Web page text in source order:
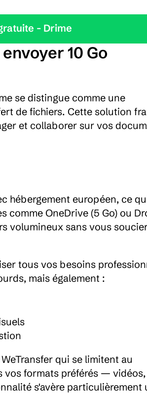
- Drime
10 Go
se distingue comme une
de fichiers. Cette solution
et collaborer sur vos
hébergement européen, ce
comme OneDrive (5 Go) ou
volumineux sans vous
tous vos besoins
mais également :
qui se limitent au
vos formats préférés — vidéos,
s'avère particulièrement